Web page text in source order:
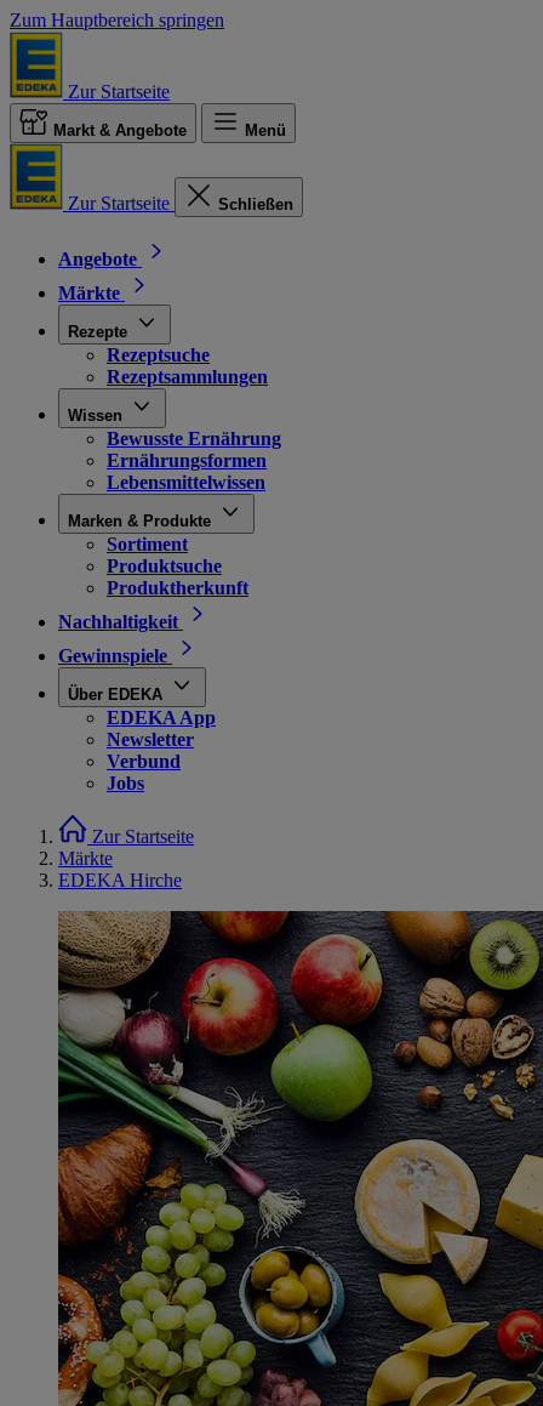
Zum Hauptbereich springen
Zur Startseite
Markt & Angebote Menü
Zur Startseite Schließen
Angebote
Märkte
Rezepte
Rezeptsuche
Rezeptsammlungen
Wissen
Bewusste Ernährung
Ernährungsformen
Lebensmittelwissen
Marken & Produkte
Sortiment
Produktsuche
Produktherkunft
Nachhaltigkeit
Gewinnspiele
Über EDEKA
EDEKA App
Newsletter
Verbund
Jobs
Zur Startseite
Märkte
EDEKA Hirche